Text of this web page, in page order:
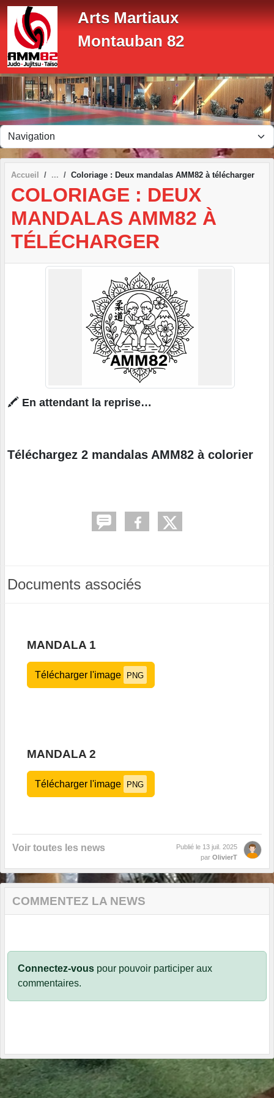
Arts Martiaux
Montauban 82
Accueil Coloriage : Deux mandalas AMM82 à télécharger
COLORIAGE : DEUX
MANDALAS AMM82 À
TÉLÉCHARGER
🖍️ En attendant la reprise…
Téléchargez 2 mandalas AMM82 à colorier
Documents associés
MANDALA 1
Télécharger l'image PNG
MANDALA 2
Télécharger l'image PNG
Voir toutes les news Publié le 13 juil. 2025
par OlivierT
COMMENTEZ LA NEWS
Connectez-vous pour pouvoir participer aux
commentaires.
Panneau de gestion des cookies